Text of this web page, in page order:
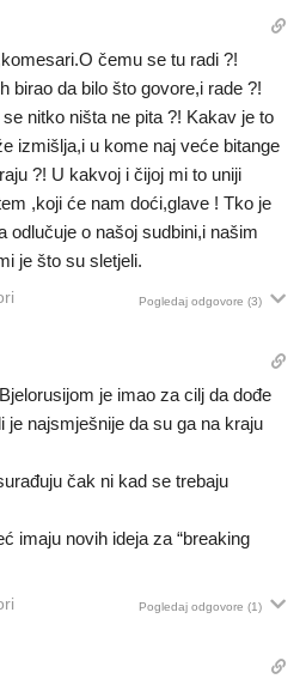
čemu se tu radi ?!
birao da bilo što govore,i rade ?!
nitko ništa ne pita ?! Kakav je to
izmišlja,i u kome naj veće bitange
?! U kakvoj i čijoj mi to uniji
,koji će nam doći,glave ! Tko je
odlučuje o našoj sudbini,i našim
je što su sletjeli.
Pogledaj odgovore (3)
je imao za cilj da dođe
je najsmješnije da su ga na kraju
čak ni kad se trebaju
imaju novih ideja za “breaking
Pogledaj odgovore (1)